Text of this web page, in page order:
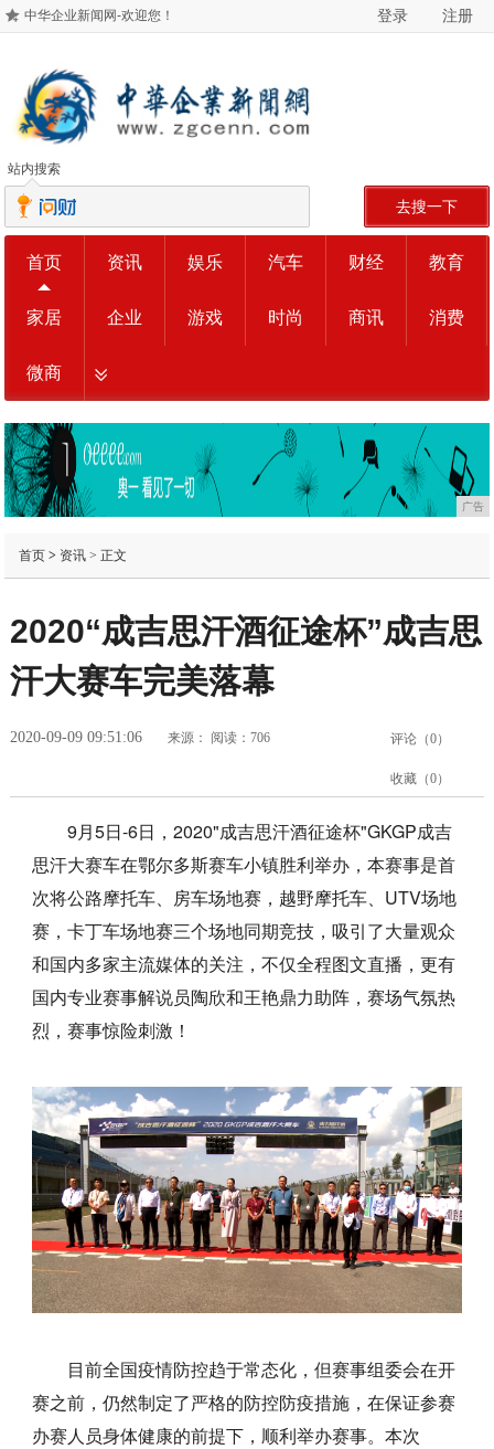
中华企业新闻网-欢迎您！ 登录 注册
站内搜索
去搜一下
首页 资讯 娱乐 汽车 财经 教育
家居 企业 游戏 时尚 商讯 消费
微商
广告
首页> 资讯> 正文
2020“成吉思汗酒征途杯”成吉思
汗大赛车完美落幕
2020-09-09 09:51:06 来源： 阅读：706 评论（0）
收藏（0）
9月5日-6日，2020"成吉思汗酒征途杯"GKGP成吉
思汗大赛车在鄂尔多斯赛车小镇胜利举办，本赛事是首
次将公路摩托车、房车场地赛，越野摩托车、UTV场地
赛，卡丁车场地赛三个场地同期竞技，吸引了大量观众
和国内多家主流媒体的关注，不仅全程图文直播，更有
国内专业赛事解说员陶欣和王艳鼎力助阵，赛场气氛热
烈，赛事惊险刺激！
目前全国疫情防控趋于常态化，但赛事组委会在开
赛之前，仍然制定了严格的防控防疫措施，在保证参赛
办赛人员身体健康的前提下，顺利举办赛事。本次